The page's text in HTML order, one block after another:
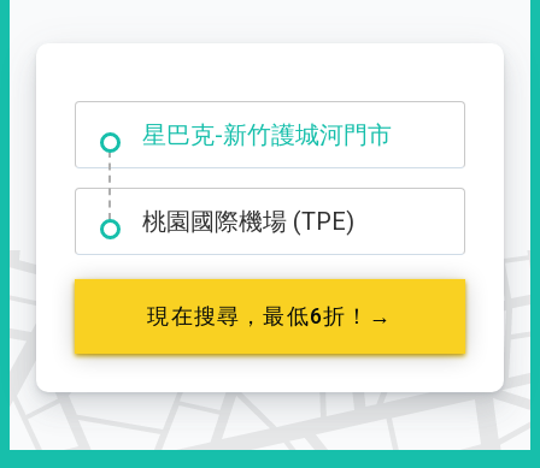
星巴克-新竹護城河門市
大霸尖山登山口
桃園國際機場 (TPE)
現在搜尋，最低6折！→